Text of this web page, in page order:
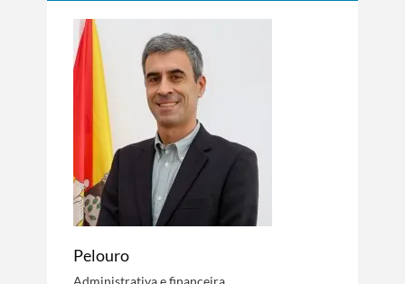
Pelouro
Administrativa e financeira